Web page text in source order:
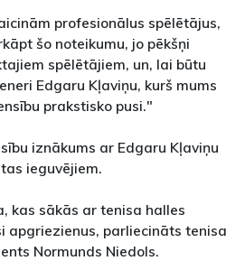
profesionālus spēlētājus,
šo noteikumu, jo pēkšņi
spēlētājiem, un, lai būtu
Edgaru Kļaviņu, kurš mums
prakstisko pusi."
iznākums ar Edgaru Kļaviņu
ieguvējiem.
kas sākās ar tenisa halles
apgriezienus, parliecināts tenisa
Normunds Niedols.